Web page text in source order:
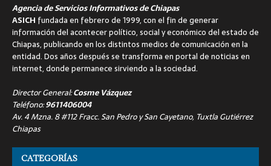
Agencia de Servicios Informativos de Chiapas
ASICH fundada en febrero de 1999, con el fin de generar
información del acontecer político, social y económico del estado de
Chiapas, publicando en los distintos medios de comunicación en la
entidad. Dos años después se transforma en portal de noticias en
internet, donde permanece sirviendo a la sociedad.
Director General:Cosme Vázquez
Teléfono:9611406004
Av. 4 Mzna. 8 #112 Fracc. San Pedro y San Cayetano, Tuxtla Gutiérrez
Chiapas
CATEGORÍAS